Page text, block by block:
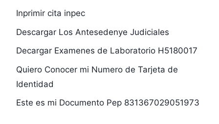
Inprimir cita inpec
Descargar Los Antesedenye Judiciales
Decargar Examenes de Laboratorio H5180017
Quiero Conocer mi Numero de Tarjeta de
Identidad
Este es mi Documento Pep 831367029051973